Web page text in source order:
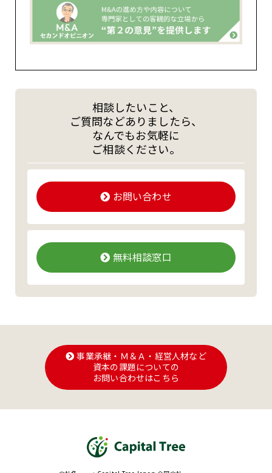
相談したいこと、
ご質問などありましたら、
なんでもお気軽に
ご相談ください。
お問い合わせ
無料相談窓口
事業承継・Ｍ＆Ａ・経営人材など
資本の課題についての
お問い合わせはこちら